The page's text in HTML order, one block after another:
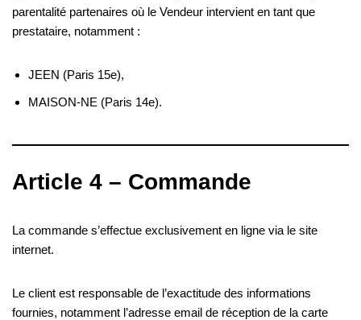
parentalité partenaires où le Vendeur intervient en tant que
prestataire, notamment :
JEEN (Paris 15e),
MAISON-NE (Paris 14e).
Article 4 – Commande
La commande s’effectue exclusivement en ligne via le site
internet.
Le client est responsable de l’exactitude des informations
fournies, notamment l’adresse email de réception de la carte